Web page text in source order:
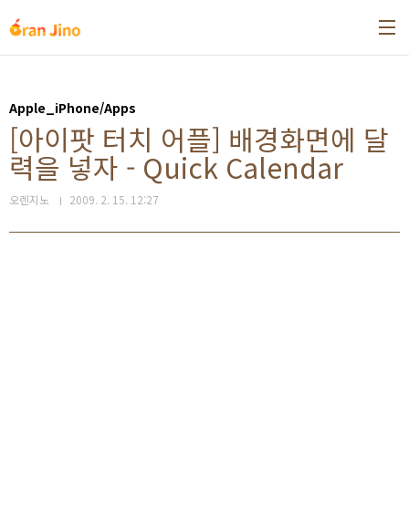
Apple_iPhone/Apps
[아이팟 터치 어플] 배경화면에 달
력을 넣자 - Quick Calendar
오렌지노 2009. 2. 15. 12:27